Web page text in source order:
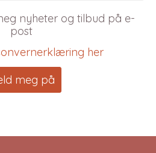
nyheter og tilbud på e-
post
her